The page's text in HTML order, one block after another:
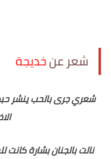
شعر عنخديجة
شعري جرى بالحب ينشر
نالت بالجنان بشارة